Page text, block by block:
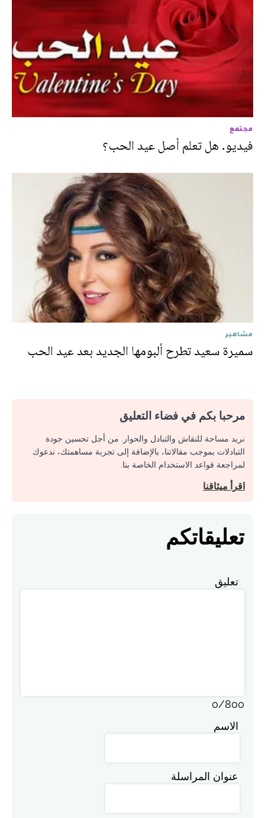
مجتمع
فيديو. هل تعلم أصل عيد الحب؟
مشاهير
سميرة سعيد تطرح ألبومها الجديد بعد عيد الحب
مرحبا بكم في فضاء التعليق
نريد مساحة للنقاش والتبادل والحوار. من أجل تحسين جودة
التبادلات بموجب مقالاتنا، بالإضافة إلى تجربة مساهمتك، ندعوك
لمراجعة قواعد الاستخدام الخاصة بنا.
اقرأ ميثاقنا
تعليقاتكم
تعليق
0/800
الاسم
عنوان المراسلة